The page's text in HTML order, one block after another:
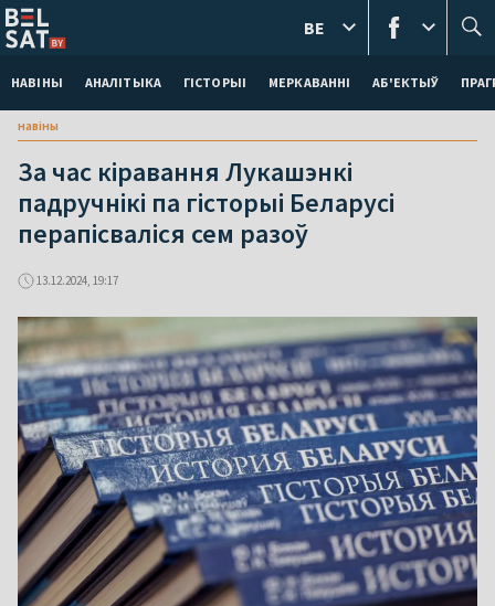
НАВІНЫ АНАЛІТЫКА ГІСТОРЫІ МЕРКАВАННI АБ'ЕКТЫЎ
BE
навіны
За час кіравання Лукашэнкі
падручнікі па гісторыі Беларусі
перапісваліся сем разоў
13.12.2024, 19:17